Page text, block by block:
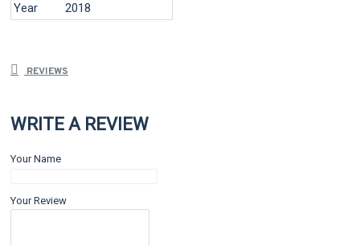
Year
2018
REVIEWS
WRITE A REVIEW
Your Name
Your Review